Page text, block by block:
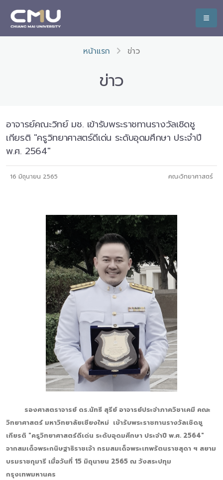
หน้าแรก ข่าว
ข่าว
อาจารย์คณะวิทย์ มช. เข้ารับพระราชทานรางวัลเชิดชู
เกียรติ "ครูวิทยาศาสตร์ดีเด่น ระดับอุดมศึกษา ประจำปี
พ.ศ. 2564"
16 มิถุนายน 2565 คณะวิทยาศาสตร์
รองศาสตราจารย์ ดร.นัทธี สุรีย์ อาจารย์ประจำภาควิชาเคมี คณะ
วิทยาศาสตร์ มหาวิทยาลัยเชียงใหม่ เข้ารับพระราชทานรางวัลเชิดชู
เกียรติ "ครูวิทยาศาสตร์ดีเด่น ระดับอุดมศึกษา ประจำปี พ.ศ. 2564"
จากสมเด็จพระกนิษฐาธิราชเจ้า กรมสมเด็จพระเทพรัตนราชสุดา ฯ สยาม
บรมราชกุมารี เมื่อวันที่ 15 มิถุนายน 2565 ณ วังสระปทุม
กรุงเทพมหานคร